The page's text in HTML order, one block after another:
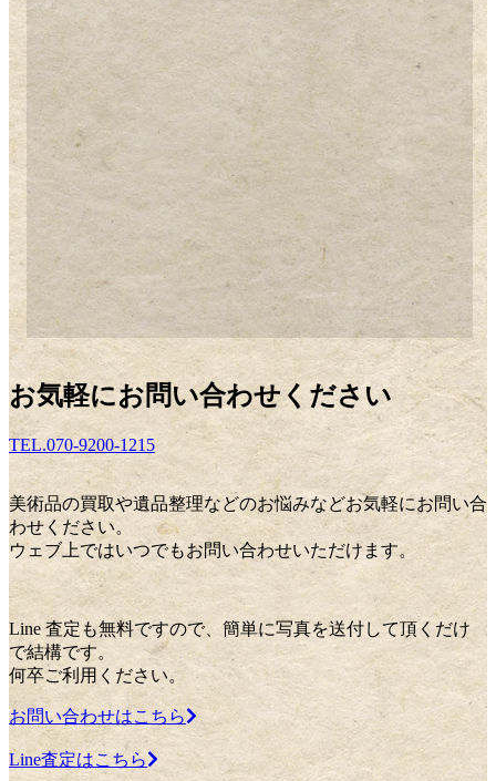
お気軽にお問い合わせください
TEL.070-9200-1215
美術品の買取や遺品整理などのお悩みなどお気軽にお問い合
わせください。
ウェブ上ではいつでもお問い合わせいただけます。
Line 査定も無料ですので、簡単に写真を送付して頂くだけ
で結構です。
何卒ご利用ください。
お問い合わせはこちら
Line査定はこちら